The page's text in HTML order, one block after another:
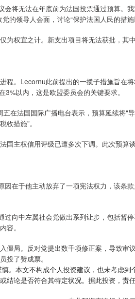
将无法在年底前为法国投票通过预算。
的领导人会面，讨论“保护法国人民的措施
为权宜之计。新支出项目将无法获批，其
程。Lecornu此前提出的一揽子措施旨在
3%以内，这是欧盟委员会的关键要求。
在法国国际广播电台表示，预算延续将
收措施"。
国主权信用评级已遭多次下调。此次预算
在于他主动放弃了一项宪法权力，该条
向中左翼社会党做出系列让步，包括暂
容。
僵局。反对党提出数千项修正案，导致审
投了赞成票。
。本文不构成个人投资建议，也未考虑
结论是否符合其特定状况。据此投资，责任